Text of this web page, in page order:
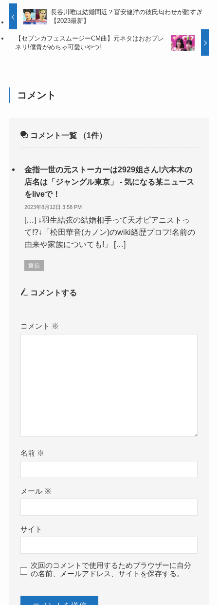
長谷川唯は結婚間近？冨安健洋の彼氏匂わせが酷すぎ
【2023最新】
【セブンカフェスムージーCM曲】元ネタはおおブレ
ネリ!僕青がめちゃ可愛いやつ!
コメント
コメント一覧 （1件）
金指一世の元ストーカーは2929姐さん!六本木の
店名は「ジャングル東京」 - 気になる某ニュース
をliveで！
2023年8月12日 3:58 PM
[…] ↓羽生結弦の結婚相手って天才ピアニストっ
て!?↓「松田華音(カノン)のwiki経歴プロフ!名前の
由来や家族についても!」 […]
返信
コメントする
コメント ※
名前 ※
メール ※
サイト
次回のコメントで使用するためブラウザーに自分
の名前、メールアドレス、サイトを保存する。